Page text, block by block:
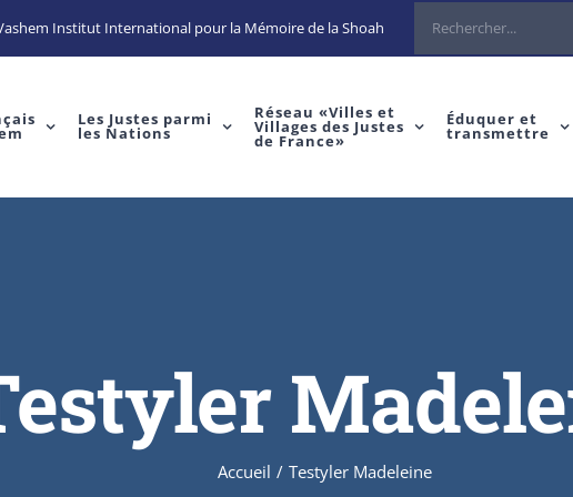
Institut International pour la Mémoire de la Shoah Rechercher
Les Justes parmi
les Nations
Réseau «Villes et
Villages des Justes
de France»
Éduquer et
transmettre
Accueil / Testyler Madeleine